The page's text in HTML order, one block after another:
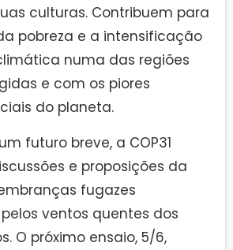
culturas. Contribuem para
pobreza e a intensificação
numa das regiões
e com os piores
do planeta.
futuro breve, a COP31
e proposições da
fugazes
ventos quentes dos
O próximo ensaio, 5/6,